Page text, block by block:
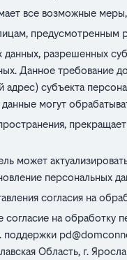
все возможные
предусмотренным
разрешенных
Данное требование
субъекта
могут
может
персональных
согласия на
на обработку
поддержки
Область, г.